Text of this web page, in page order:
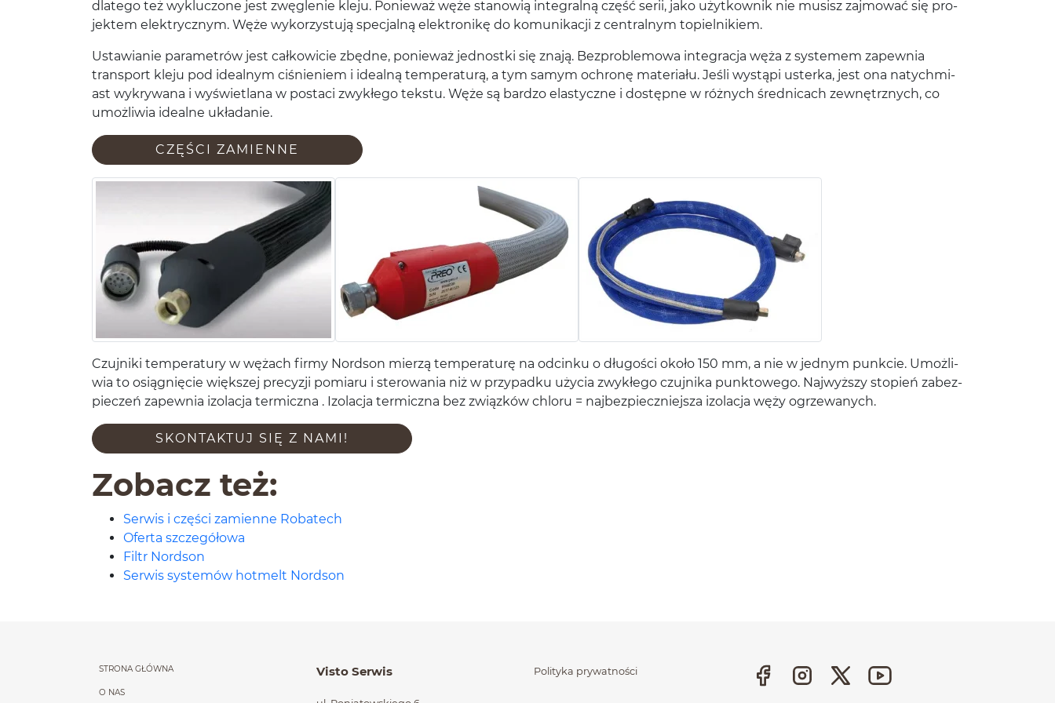
dlat­ego też wyk­luc­zone jest zwę­gle­nie kleju. Ponieważ węże stanowią inte­gralną część serii, jako użytkownik nie musisz zaj­mować się pro­
jek­tem elek­trycznym. Węże wyko­rzys­tują spec­jalną elek­tron­ikę do komu­nikacji z cen­tral­nym topielnikiem.
Ustaw­ianie para­metrów jest całkowicie zbędne, ponieważ jed­nos­tki się znają. Bezprob­le­mowa inte­gracja węża z sys­te­mem zapew­nia
trans­port kleju pod ide­al­nym ciśnie­niem i ide­alną tem­per­aturą, a tym samym ochronę mate­ri­ału. Jeśli wys­tąpi usterka, jest ona naty­ch­mi­
ast wykry­wana i wyświ­et­lana w postaci zwykłego tek­stu. Węże są bardzo elasty­czne i dostępne w różnych śred­ni­cach zewnętrznych, co
umożli­wia ide­alne układanie.
CZĘŚCI ZAMI­ENNE
Czu­jniki tem­per­atury w wężach firmy Nord­son mierzą tem­per­aturę na odcinku o dłu­gości około 150 mm, a nie w jed­nym punkcie. Umożli­
wia to osiąg­nię­cie więk­szej pre­cyzji pomi­aru i sterowa­nia niż w przy­padku uży­cia zwykłego czu­jnika punk­towego. Najwyższy stopień zabez­
pieczeń zapew­nia izo­lacja ter­miczna . Izo­lacja ter­miczna bez związków chloru = najbez­pieczniejsza izo­lacja węży ogrzewanych.
SKON­TAK­TUJ SIĘ Z NAMI!
Zobacz też:
Serwis i części zamienne Robatech
Oferta szczegółowa
Filtr Nordson
Serwis systemów hotmelt Nordson
Menu główne powtórzone na końcu
STRONA GŁÓWNA
O NAS
Visto Serwis Polityka prywatności